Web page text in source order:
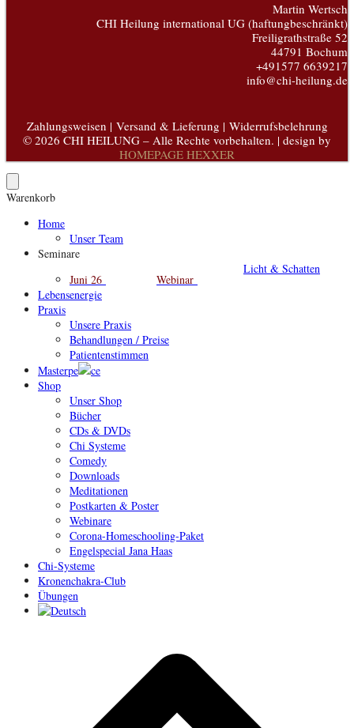
Martin Wertsch
CHI Heilung international UG (haftungbeschränkt)
Freiligrathstraße 52
44791 Bochum
+491577 6639217
info@chi-heilung.de
Zahlungsweisen | Versand & Lieferung | Widerrufsbelehrung
© 2026 CHI HEILUNG – Alle Rechte vorbehalten. | design by
HOMEPAGE HEXXER
Warenkorb
Home
Unser Team
Seminare
Juni 26
Webinar
Licht & Schatten
Lebensenergie
Praxis
Unsere Praxis
Behandlungen / Preise
Patientenstimmen
Masterpe
ce
Shop
Unser Shop
Bücher
CDs & DVDs
Chi Systeme
Comedy
Downloads
Meditationen
Postkarten & Poster
Webinare
Corona-Homeschooling-Paket
Engelspecial Jana Haas
Chi-Systeme
Kronenchakra-Club
Übungen